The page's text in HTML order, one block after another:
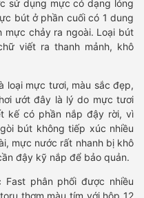
sử dụng mực có dạng lỏng
bút ở phần cuối có 1 dung
mực chảy ra ngoài. Loại bút
viết ra thanh mảnh, khô
loại mực tươi, màu sắc đẹp,
ướt đây là lý do mực tươi
kế có phần nắp đậy rời, vì
bút không tiếp xúc nhiều
mực nước rất nhanh bị khô
đậy kỹ nắp để bảo quản.
phân phối được nhiều
thơm màu tím với hộp 12